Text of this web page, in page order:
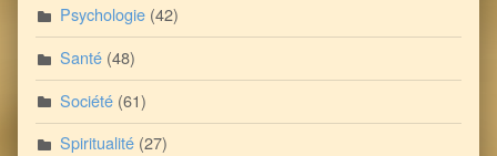
Psychologie (42)
Santé (48)
Société (61)
Spiritualité (27)